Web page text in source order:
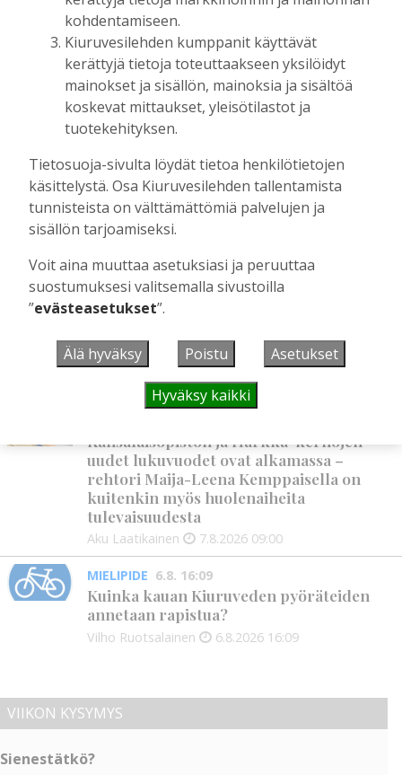
UUSIMMAT
MIELIPIDE 12:26
Terveisiä eduskuntaan
HYVINVOINTIALUE 12:00
Kiuruvedelle ja Iisalmeen
ostopalvelulääkäri – tarkoituksena on
helpottaa kaupunkien lääkäripulaa
Aku Laatikainen 7.8.2026 12:00
GOLF 11:33
tukea Kiuruveden nuorille – palkittavat
julkaistaan loppuvuodesta
Aku Laatikainen 7.8.2026 11:33
Kansalaisopiston ja Harkka-kerhojen
uudet lukuvuodet ovat alkamassa –
rehtori Maija-Leena Kemppaisella on
kuitenkin myös huolenaiheita
tulevaisuudesta
Aku Laatikainen 7.8.2026 09:00
MIELIPIDE 6.8. 16:09
Kuinka kauan Kiuruveden pyöräteiden
annetaan rapistua?
Vilho Ruotsalainen 6.8.2026 16:09
VIIKON KYSYMYS
Sienestätkö?
kohdentamiseen.
Kiuruvesilehden kumppanit käyttävät
kerättyjä tietoja toteuttaakseen yksilöidyt
mainokset ja sisällön, mainoksia ja sisältöä
koskevat mittaukset, yleisötilastot ja
tuotekehityksen.
Tietosuoja-sivulta löydät tietoa henkilötietojen
käsittelystä. Osa Kiuruvesilehden tallentamista
tunnisteista on välttämättömiä palvelujen ja
sisällön tarjoamiseksi.
Voit aina muuttaa asetuksiasi ja peruuttaa
suostumuksesi valitsemalla sivustoilla
”evästeasetukset”.
Älä hyväksy Poistu Asetukset
Hyväksy kaikki